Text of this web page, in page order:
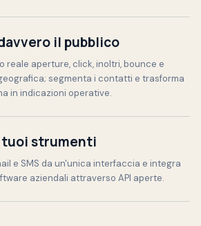
il pubblico
reale aperture, click, inoltri, bounce e
segmenta i contatti e trasforma
in indicazioni operative.
tuoi strumenti
e SMS da un'unica interfaccia e integra
aziendali attraverso API aperte.